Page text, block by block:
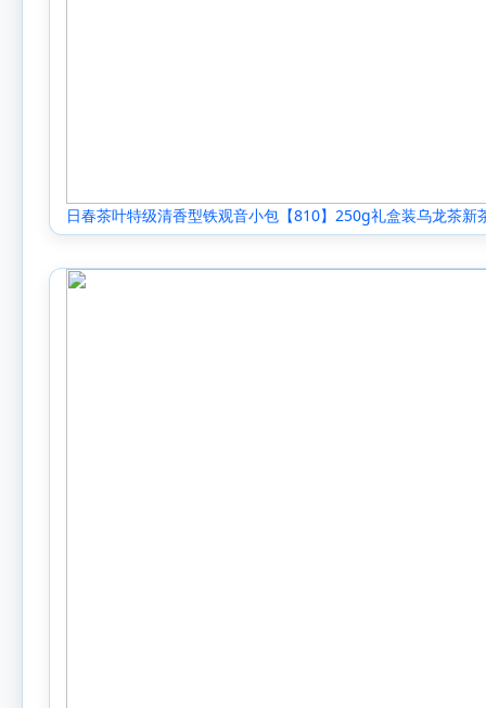
日春茶叶特级清香型铁观音小包【810】250g礼盒装乌龙茶新